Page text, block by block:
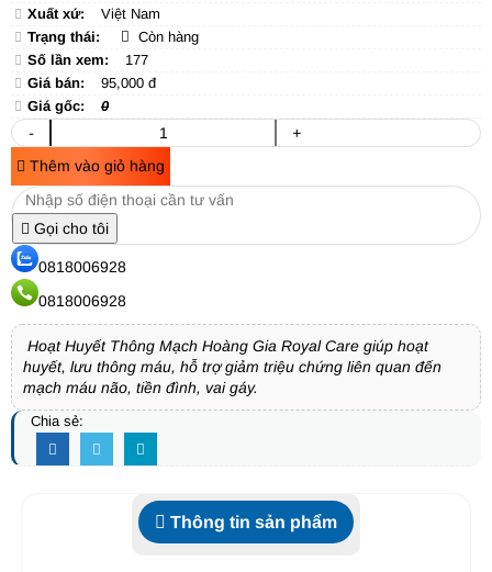
Xuất xứ:
Việt Nam
Trạng thái:
Còn hàng
Số lần xem:
177
Giá bán:
95,000 đ
Giá gốc:
0
-
+
Thêm vào giỏ hàng
Gọi cho tôi
0818006928
0818006928
Hoạt Huyết Thông Mạch Hoàng Gia Royal Care giúp hoạt
huyết, lưu thông máu, hỗ trợ giảm triệu chứng liên quan đến
mạch máu não, tiền đình, vai gáy.
Chia sẻ:
Thông tin sản phẩm